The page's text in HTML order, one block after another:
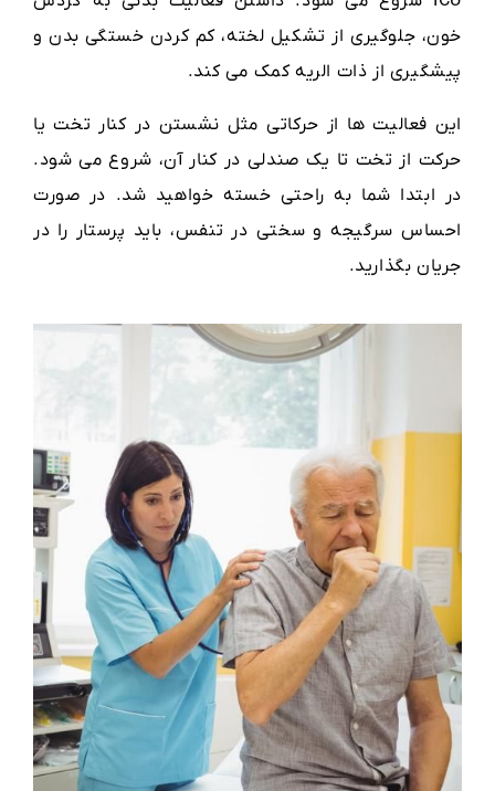
خون، جلوگیری از تشکیل لخته، کم کردن خستگی بدن و
پیشگیری از ذات الریه کمک می کند.
این فعالیت ها از حرکاتی مثل نشستن در کنار تخت یا
حرکت از تخت تا یک صندلی در کنار آن، شروع می شود.
در ابتدا شما به راحتی خسته خواهید شد. در صورت
احساس سرگیجه و سختی در تنفس، باید پرستار را در
جریان بگذارید.